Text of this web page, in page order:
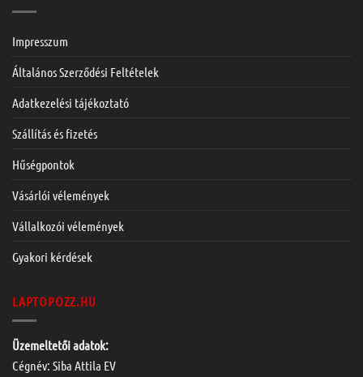
Impresszum
Általános Szerződési Feltételek
Adatkezelési tájékoztató
Szállítás és fizetés
Hűségpontok
Vásárlói vélemények
Vállalkozói vélemények
Gyakori kérdések
LAPTOPOZZ.HU
Üzemeltetői adatok:
Cégnév: Siba Attila EV